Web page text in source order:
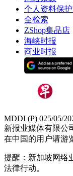
个人资料保
全检索
ZShop集品店
海峡时报
商业时报
MDDI (P) 025/05/
新报业媒体有限公
在中国的用户请游
提醒：新加坡网络
法律行动。